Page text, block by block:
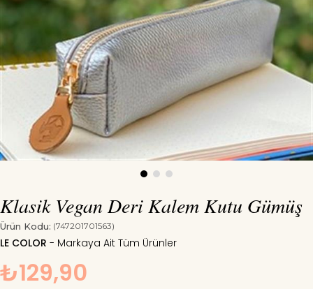
Klasik Vegan Deri Kalem Kutu Gümüş
Ürün Kodu: (747201701563)
LE COLOR
₺129,90